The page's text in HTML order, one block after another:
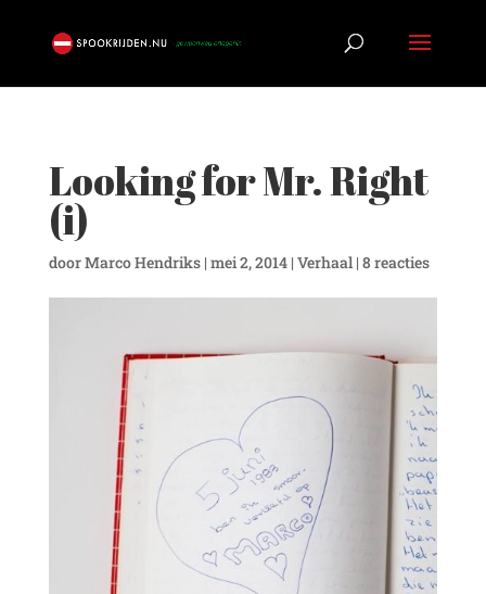
Looking for Mr. Right
(i)
doorMarco Hendriks| mei 2, 2014| Verhaal| 8 reacties